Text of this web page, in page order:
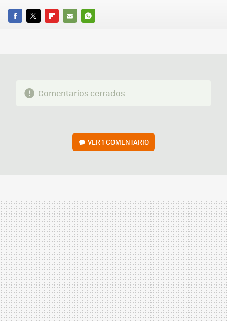
FACEBOOK
TWITTERFLIPBOARD
E-
WHATSAPP
Comentarios cerrados
VER1 COMENTARIO